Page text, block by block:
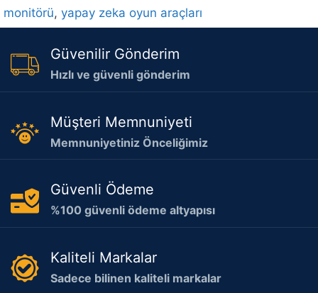
monitörü, yapay zeka oyun araçları
Güvenilir Gönderim
Hızlı ve güvenli gönderim
Müşteri Memnuniyeti
Memnuniyetiniz Önceliğimiz
Güvenli Ödeme
%100 güvenli ödeme altyapısı
Kaliteli Markalar
Sadece bilinen kaliteli markalar